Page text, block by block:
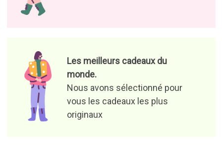
Les meilleurs cadeaux du
monde.
Nous avons sélectionné pour
vous les cadeaux les plus
originaux